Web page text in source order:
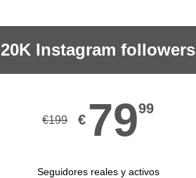
20K Instagram followers
€199 € 7999
Seguidores reales y activos